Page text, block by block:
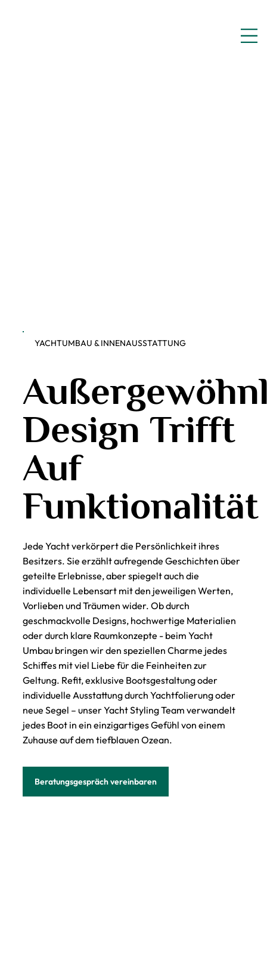
YACHTUMBAU & INNENAUSSTATTUNG
Design Trifft
Auf
Funktionalität
Jede Yacht verkörpert die Persönlichkeit ihres
Besitzers. Sie erzählt aufregende Geschichten über
geteilte Erlebnisse, aber spiegelt auch die
individuelle Lebensart mit den jeweiligen Werten,
Vorlieben und Träumen wider. Ob durch
geschmackvolle Designs, hochwertige Materialien
oder durch klare Raumkonzepte - beim Yacht
Umbaubringen wir den speziellen Charme jedes
Schiffes mit viel Liebe für die Feinheiten zur
Geltung. Refit, exklusive Bootsgestaltungoder
individuelle Ausstattung durch Yachtfolierungoder
neue Segel – unserYacht StylingTeam verwandelt
jedes Boot in ein einzigartiges Gefühl von einem
Zuhause auf dem tiefblauen Ozean.
Beratungsgespräch vereinbaren